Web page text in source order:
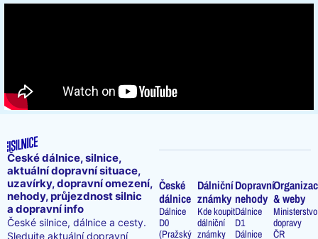
České dálnice, silnice,
aktuální dopravní situace,
uzavírky, dopravní omezení,
nehody, průjezdnost silnic
a dopravní info
České silnice, dálnice a cesty.
Sledujte aktuální dopravní
České
dálnice
Dálnice
D0
(Pražský
Dálniční
známky
Kde koupit
dálniční
známky
Dopravní
nehody
Dálnice
D1
Dálnice
& weby
Ministerstvo
dopravy
ČR